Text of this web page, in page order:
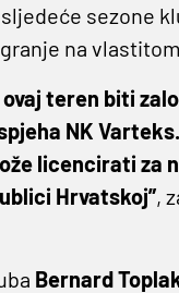
sezone
na
teren biti
NK
licencirati za
Hrvatskoj”,
Bernard